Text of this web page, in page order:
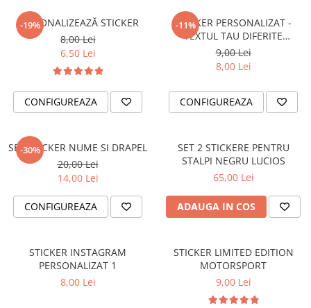
OPEL
PEUGEOT
VOLKSWAGEN
STICKERE STALPI
STALPI MARCI AUTO
TOP VANZARI
STICKERE PARBRIZ
STICKERE STALPI SI GEAM MIC
STICKERE PENTRU FIRME
STICKERE MARI
PENTRU PASIONATII AUTO
TRICOURI AMUZANTE
TRICOURI ANIVERSARE
TRICOURI CU MESAJE
TRICOURI CU PROFESII
CASATORITI
TRICOURI DAMA
TRICOURI IUBITORI DE CAINI
TRICOURI IUBITORI DE PISICI
TRICOURI JDM
TRICOURI OFF ROAD/4X4
TRICOURI PENTRU SOFERI DE
-19%
PERSONALIZEAZĂ STICKER
8,00 Lei
6,50 Lei
CONFIGUREAZA
-11%
STICKER PERSONALIZAT -
TEXTUL TAU DIFERITE
FONTURI
9,00 Lei
8,00 Lei
CONFIGUREAZA
-30%
SET STICKER NUME SI DRAPEL
20,00 Lei
14,00 Lei
CONFIGUREAZA
SET 2 STICKERE PENTRU
STALPI NEGRU LUCIOS
65,00 Lei
ADAUGA IN COS
STICKER INSTAGRAM
PERSONALIZAT 1
8,00 Lei
STICKER LIMITED EDITION
MOTORSPORT
9,00 Lei